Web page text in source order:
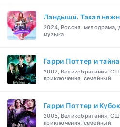
Ландыши. Такая
2024, Россия, мелодрама,
музыка
Гарри Поттер и
2002, Великобритания,
приключения, семейный
Гарри Поттер и
2005, Великобритания,
приключения, семейный